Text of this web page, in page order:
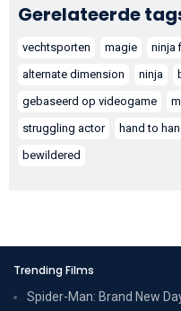
Gerelateerde
vechtsporten magie ninja
alternate dimension
ninja
gebaseerd op videogame
struggling actor
hand to
bewildered
Trending Films
Spider-Man: Brand New